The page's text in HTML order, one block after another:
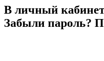
В личный
Забыли пароль?